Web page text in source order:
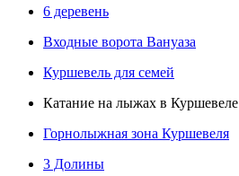
6 деревень
Входные ворота Вануаза
Куршевель для семей
Катание на лыжах в Куршевеле
Горнолыжная зона Куршевеля
3 Долины